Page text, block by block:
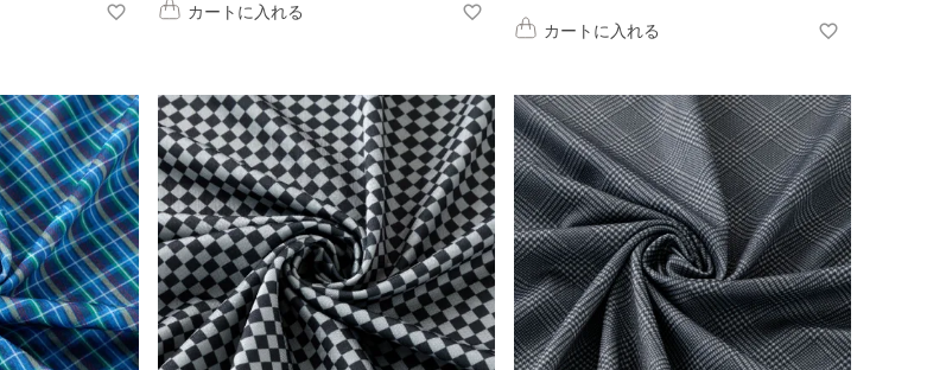
カートに入れる
カートに入れる